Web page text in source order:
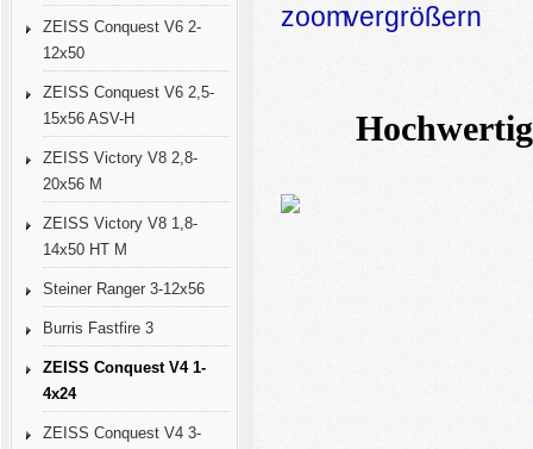
ZEISS Conquest V6 2-
12x50
ZEISS Conquest V6 2,5-
15x56 ASV-H
ZEISS Victory V8 2,8-
20x56 M
ZEISS Victory V8 1,8-
14x50 HT M
Steiner Ranger 3-12x56
Burris Fastfire 3
ZEISS Conquest V4 1-
4x24
ZEISS Conquest V4 3-
vergrößern